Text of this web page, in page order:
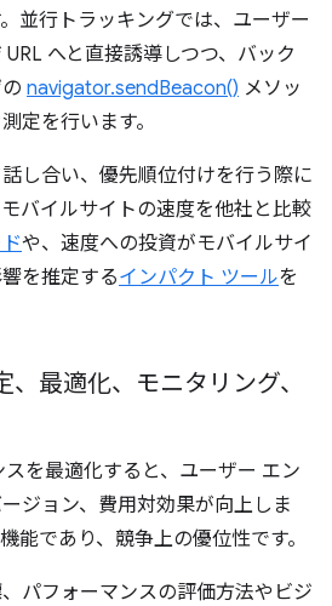
並行トラッキングでは、ユーザー
へと直接誘導しつつ、バック
navigator.sendBeacon() メソッ
定を行います。
し合い、優先順位付けを行う際に
バイルサイトの速度を他社と比較
や、速度への投資がモバイルサイ
を推定するインパクト ツールを
最適化、モニタリング、
を最適化すると、ユーザー エン
ジョン、費用対効果が向上しま
能であり、競争上の優位性です。
パフォーマンスの評価方法やビジ